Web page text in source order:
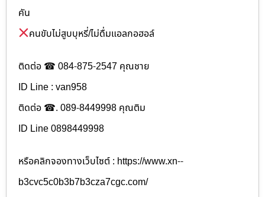
คัน
คนขับไม่สูบบุหรี่/ไม่ดื่มแอลกอฮอล์
ติดต่อ ☎ 084-875-2547 คุณชาย
ID Line : van958
ติดต่อ ☎. 089-8449998 คุณติม
ID Line 0898449998
หรือคลิกจองทางเว็บไซต์ : https://www.xn--
b3cvc5c0b3b7b3cza7cgc.com/